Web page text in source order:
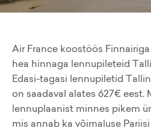
Air France koostöös
hea hinnaga lennupileteid
Edasi-tagasi lennupiletid
on saadaval alates 627€
lennuplaanist minnes pikem
mis annab ka võimaluse